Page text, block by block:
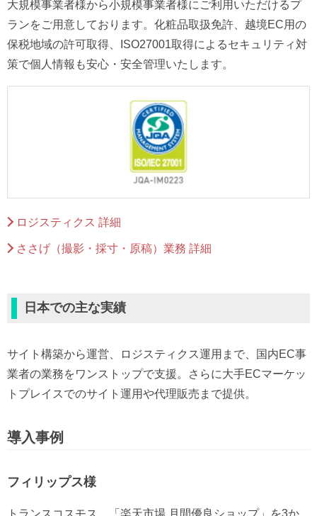
大規模事業者様から小規模事業者様にご利用いただけるプ
ランをご用意しております。化粧品取扱免許、越境EC用の
保税地域の許可取得、ISO27001取得によるセキュリティ対
策で個人情報も安心・安全管理いたします。
ロジスティクス 詳細
ささげ（撮影・採寸・原稿）業務 詳細
日本での主な実績
サイト構築から運営、ロジスティクス運用まで、国内EC事
業者の業務をワンストップで支援。さらに大手ECマーケッ
トプレイスでのサイト運用や代理販売まで提供。
導入事例
フィリップス様
トランスコスモス、「楽天市場 月間優良ショップ」を3か